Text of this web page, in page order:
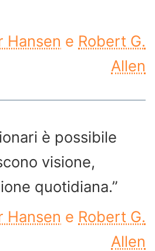
Hansen e Robert G.
Allen
è possibile
visione,
quotidiana.”
Hansen e Robert G.
Allen